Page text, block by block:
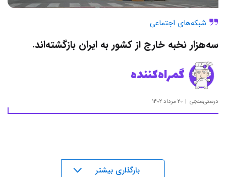
شبکه‌های اجتماعی
سه‌هزار نخبه خارج از کشور به ایران بازگشته‌اند.
گمراه‌کننده
درستی‌سنجی ۲۰ مرداد ۱۴۰۲
بار‌گذاری بیشتر